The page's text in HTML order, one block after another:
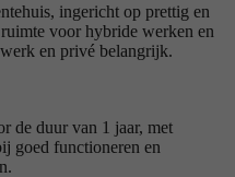
ingericht op prettig en
voor hybride werken en
en privé belangrijk.
de duur van 1 jaar, met
goed functioneren en